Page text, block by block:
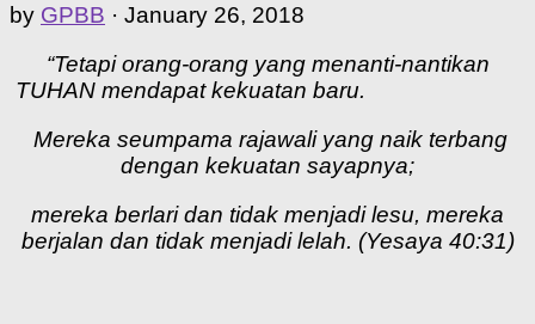
by GPBB · January 26, 2018
“Tetapi orang-orang yang menanti-nantikan
TUHAN mendapat kekuatan baru.
Mereka seumpama rajawali yang naik terbang
dengan kekuatan sayapnya;
mereka berlari dan tidak menjadi lesu, mereka
berjalan dan tidak menjadi lelah. (Yesaya 40:31)